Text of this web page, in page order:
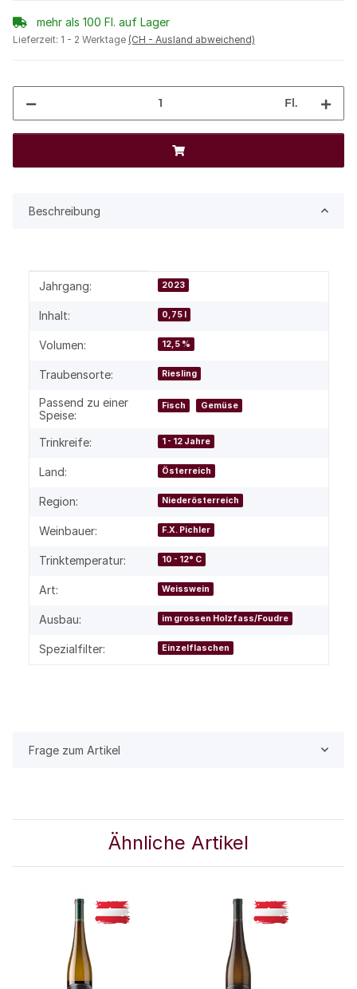
mehr als 100 Fl. auf Lager
Lieferzeit: 1 - 2 Werktage (CH - Ausland abweichend)
Fl.
Beschreibung
Produkteigenschaft
Wert
Jahrgang: 2023
Inhalt: 0,75 l
Volumen: 12,5 %
Traubensorte: Riesling
Passend zu einer
Speise:
Fisch Gemüse
Trinkreife: 1 - 12 Jahre
Land: Österreich
Region: Niederösterreich
Weinbauer: F.X. Pichler
Trinktemperatur: 10 - 12° C
Art: Weisswein
Ausbau: im grossen Holzfass/Foudre
Spezialfilter: Einzelflaschen
Frage zum Artikel
Ähnliche Artikel